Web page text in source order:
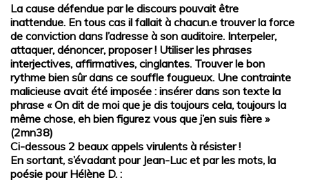
La cause défendue par le discours pouvait être
inattendue. En tous cas il fallait à chacun.e trouver la force
de conviction dans l’adresse à son auditoire. Interpeler,
attaquer, dénoncer, proposer ! Utiliser les phrases
interjectives, affirmatives, cinglantes. Trouver le bon
rythme bien sûr dans ce souffle fougueux. Une contrainte
malicieuse avait été imposée : insérer dans son texte la
phrase « On dit de moi que je dis toujours cela, toujours la
même chose, eh bien figurez vous que j’en suis fière »
(2mn38)
Ci-dessous 2 beaux appels virulents à résister !
En sortant, s’évadant pour Jean-Luc et par les mots, la
poésie pour Hélène D. :